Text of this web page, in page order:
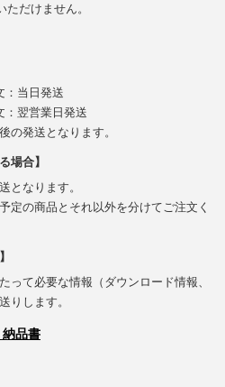
だけません。
：当日発送
：翌営業日発送
の発送となります。
場合】
となります。
定の商品とそれ以外を分けてご注文く
って必要な情報（ダウンロード情報、
りします。
品書